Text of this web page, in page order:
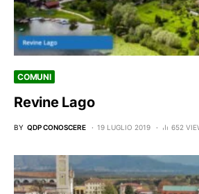
COMUNI
Revine Lago
BY QDP CONOSCERE 19 LUGLIO 2019 652